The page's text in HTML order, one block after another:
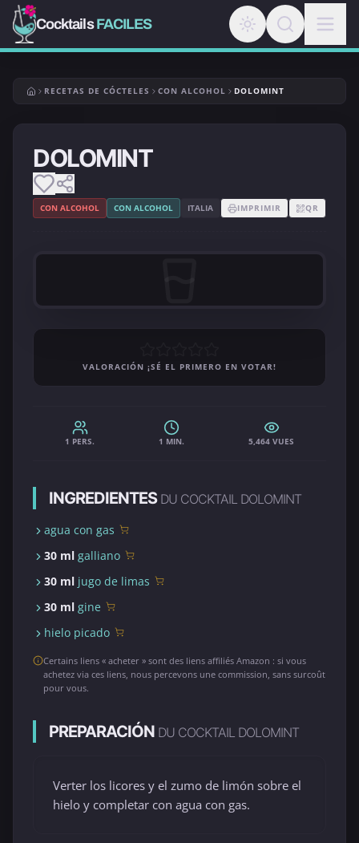
CocktailsFACILES
RECETAS DE CÓCTELES CON ALCOHOL DOLOMINT
DOLOMINT
CON ALCOHOL CON ALCOHOL ITALIA IMPRIMIR QR
VALORACIÓN ¡SÉ EL PRIMERO EN VOTAR!
1 PERS. 1 MIN. 5,464 VUES
INGREDIENTES DU COCKTAIL DOLOMINT
agua con gas
30 ml galliano
30 ml jugo de limas
30 ml gine
hielo picado
Certains liens « acheter » sont des liens affiliés Amazon : si vous
achetez via ces liens, nous percevons une commission, sans surcoût
pour vous.
PREPARACIÓN DU COCKTAIL DOLOMINT
Verter los licores y el zumo de limón sobre el
hielo y completar con agua con gas.